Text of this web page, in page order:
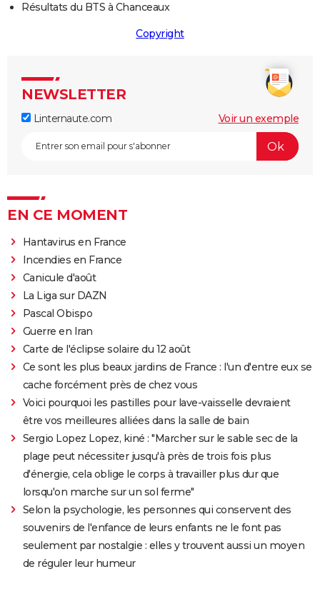
Résultats du BTS à Chanceaux
Copyright
NEWSLETTER
Linternaute.com Voir un exemple
EN CE MOMENT
Hantavirus en France
Incendies en France
Canicule d'août
La Liga sur DAZN
Pascal Obispo
Guerre en Iran
Carte de l'éclipse solaire du 12 août
Ce sont les plus beaux jardins de France : l'un d'entre eux se
cache forcément près de chez vous
Voici pourquoi les pastilles pour lave-vaisselle devraient
être vos meilleures alliées dans la salle de bain
Sergio Lopez Lopez, kiné : "Marcher sur le sable sec de la
plage peut nécessiter jusqu'à près de trois fois plus
d'énergie, cela oblige le corps à travailler plus dur que
lorsqu'on marche sur un sol ferme"
Selon la psychologie, les personnes qui conservent des
souvenirs de l'enfance de leurs enfants ne le font pas
seulement par nostalgie : elles y trouvent aussi un moyen
de réguler leur humeur